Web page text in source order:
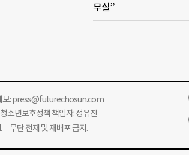
무실”
:press@futurechosun.com
년보호정책 책임자: 정유진
단 전재 및 재배포 금지.